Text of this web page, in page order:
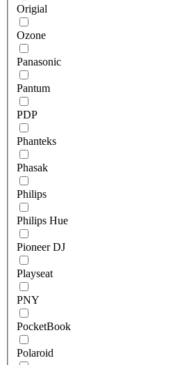
Origial
Ozone
Panasonic
Pantum
PDP
Phanteks
Phasak
Philips
Philips Hue
Pioneer DJ
Playseat
PNY
PocketBook
Polaroid